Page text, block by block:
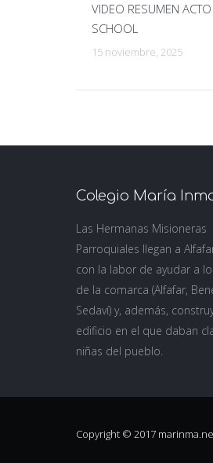
VIDEO RESUMEN
SCHOOL
15 noviembre, 2025
Colegio María
Las Hermanas Misioneras
Parroquiales llegan a
con la labor de ayudar a
de la comarca (Alfafar,
Sedaví) y, además,
edificio en el que daban
niñas del pueblo.
Copyright © 2017